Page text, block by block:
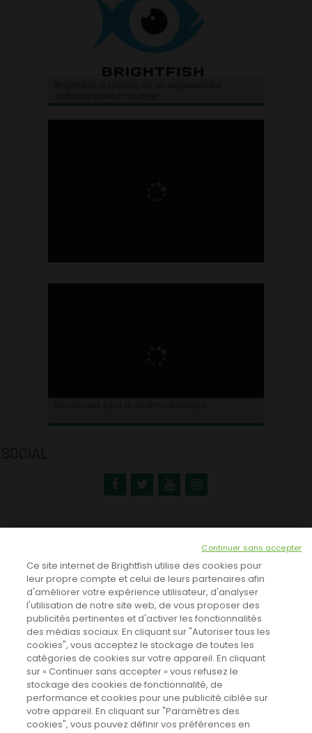
NEWSLETTER
TOUTES LES NEWS
CINEVOX SUR FACEBOOK
Ce site internet de Brightfish utilise des cookies pour
leur propre compte et celui de leurs partenaires afin
d'améliorer votre expérience utilisateur, d'analyser
l'utilisation de notre site web, de vous proposer des
publicités pertinentes et d'activer les fonctionnalités
des médias sociaux. En cliquant sur "Autoriser tous les
cookies", vous acceptez le stockage de toutes les
catégories de cookies sur votre appareil. En cliquant
sur « Continuer sans accepter » vous refusez le
stockage des cookies de fonctionnalité, de
performance et cookies pour une publicité ciblée sur
votre appareil. En cliquant sur "Paramètres des
cookies", vous pouvez définir vos préférences en
Continuer sans accepter